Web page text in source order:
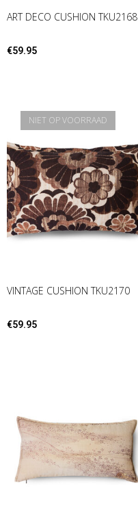
ART DECO CUSHION TKU2168
€59.95
NIET OP VOORRAAD
VINTAGE CUSHION TKU2170
€59.95